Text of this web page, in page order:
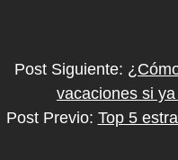
Post Siguiente:
vacaciones si
Post Previo: Top 5